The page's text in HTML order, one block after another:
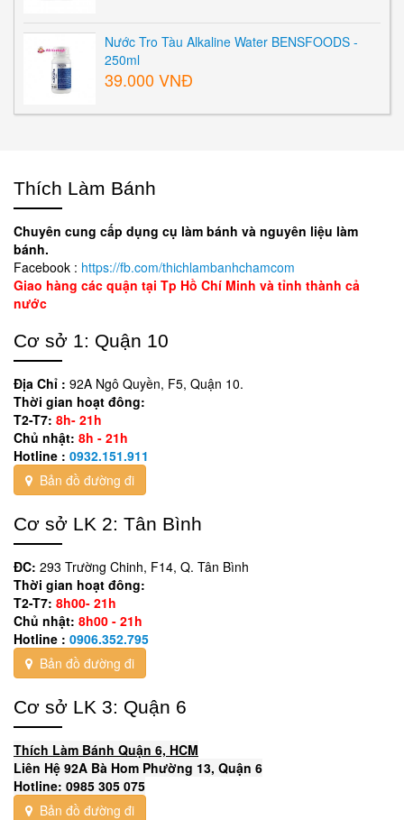
Nước Tro Tàu Alkaline Water BENSFOODS -
250ml
39.000 VNĐ
Thích Làm Bánh
Chuyên cung cấp dụng cụ làm bánh và nguyên liệu làm
bánh.
Facebook : https://fb.com/thichlambanhchamcom
Giao hàng các quận tại Tp Hồ Chí Minh và tỉnh thành cả
nước
Cơ sở 1: Quận 10
Địa Chỉ : 92A Ngô Quyền, F5, Quận 10.
Thời gian hoạt đông:
T2-T7: 8h- 21h
Chủ nhật: 8h - 21h
Hotline : 0932.151.911
Bản đồ đường đi
Cơ sở LK 2: Tân Bình
ĐC: 293 Trường Chinh, F14, Q. Tân Bình
Thời gian hoạt đông:
T2-T7: 8h00- 21h
Chủ nhật: 8h00 - 21h
Hotline : 0906.352.795
Bản đồ đường đi
Cơ sở LK 3: Quận 6
Thích Làm Bánh Quận 6, HCM
Liên Hệ 92A Bà Hom Phường 13, Quận 6
Hotline: 0985 305 075
Bản đồ đường đi